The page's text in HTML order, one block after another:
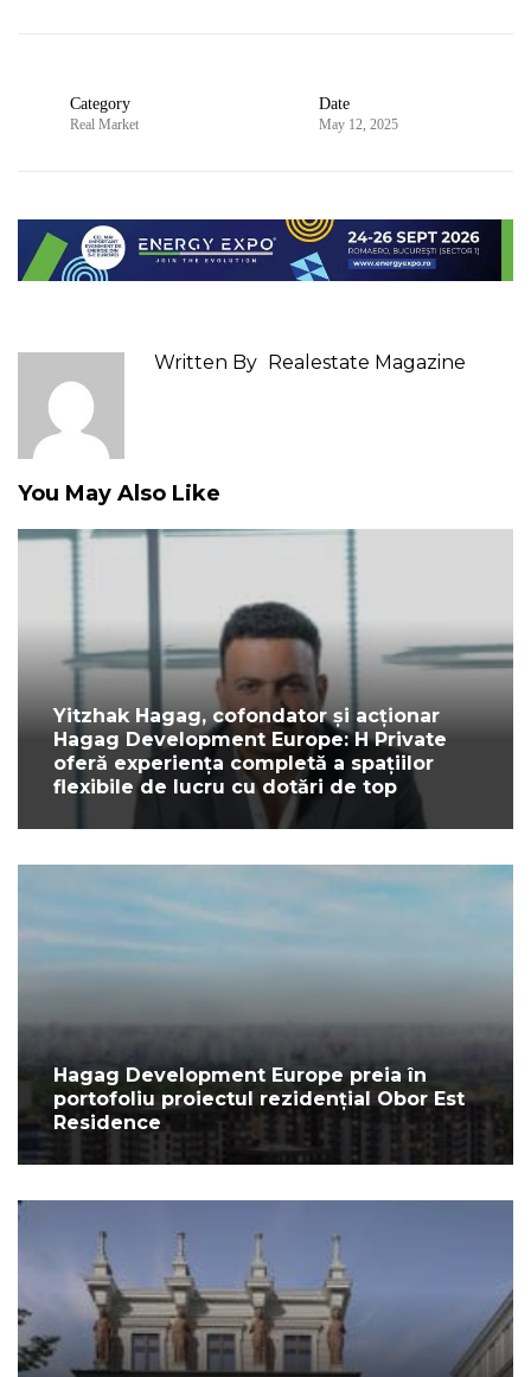
Category
Real Market
Date
May 12, 2025
Written By Realestate Magazine
You May Also Like
Yitzhak Hagag, cofondator și acționar
Hagag Development Europe: H Private
oferă experiența completă a spațiilor
flexibile de lucru cu dotări de top
Hagag Development Europe preia în
portofoliu proiectul rezidențial Obor Est
Residence